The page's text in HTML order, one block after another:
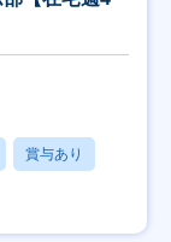
賞与あり